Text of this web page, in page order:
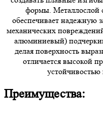
формы. Металлослой
обеспечивает надежную
механических
алюминиевый)
делая поверхность
отличается высокой
Преимущества: